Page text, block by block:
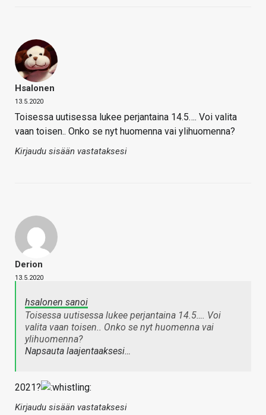
Hsalonen
13.5.2020
Toisessa uutisessa lukee perjantaina 14.5…. Voi valita
vaan toisen.. Onko se nyt huomenna vai ylihuomenna?
Kirjaudu sisään vastataksesi
Derion
13.5.2020
hsalonen sanoi
Toisessa uutisessa lukee perjantaina 14.5…. Voi
valita vaan toisen.. Onko se nyt huomenna vai
ylihuomenna?
Napsauta laajentaaksesi…
2021?
Kirjaudu sisään vastataksesi